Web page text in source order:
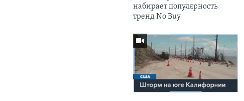
набирает популярность
тренд No Buy